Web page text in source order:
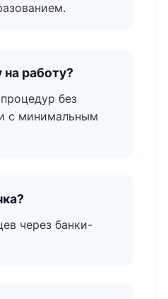
работу?
без
с минимальным
через банки-